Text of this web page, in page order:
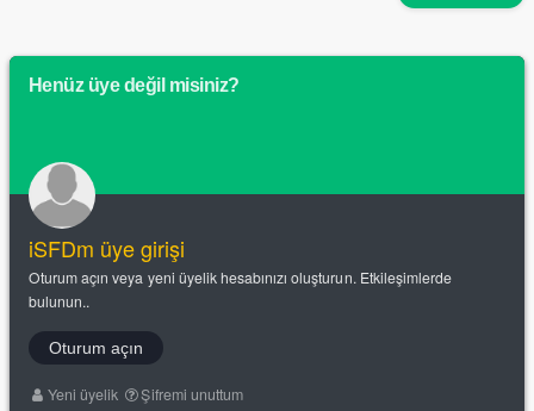
Henüz üye değil misiniz?
iSFDm üye girişi
Oturum açın veya yeni üyelik hesabınızı oluşturun. Etkileşimlerde
bulunun..
Oturum açın
Yeni üyelik Şifremi unuttum